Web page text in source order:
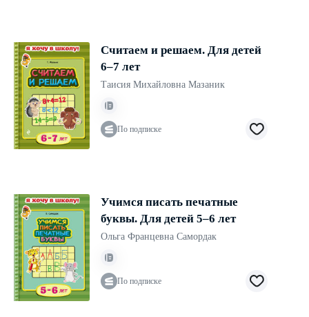
Считаем и решаем. Для детей
6–7 лет
Таисия Михайловна Мазаник
По подписке
Учимся писать печатные
буквы. Для детей 5–6 лет
Ольга Францевна Самордак
По подписке